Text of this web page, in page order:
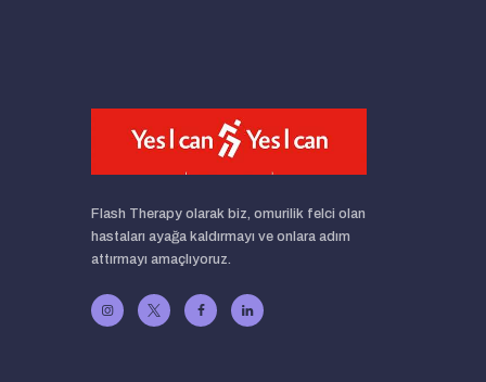
Flash Therapy olarak biz, omurilik felci olan
hastaları ayağa kaldırmayı ve onlara adım
attırmayı amaçlıyoruz.